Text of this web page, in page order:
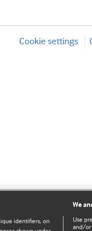
Cookie settings
identifiers, on
We
Use
and/or